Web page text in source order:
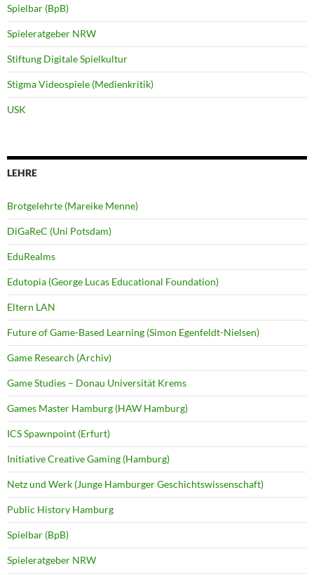
Spielbar (BpB)
Spieleratgeber NRW
Stiftung Digitale Spielkultur
Stigma Videospiele (Medienkritik)
USK
LEHRE
Brotgelehrte (Mareike Menne)
DiGaReC (Uni Potsdam)
EduRealms
Edutopia (George Lucas Educational Foundation)
Eltern LAN
Future of Game-Based Learning (Simon Egenfeldt-Nielsen)
Game Research (Archiv)
Game Studies – Donau Universität Krems
Games Master Hamburg (HAW Hamburg)
ICS Spawnpoint (Erfurt)
Initiative Creative Gaming (Hamburg)
Netz und Werk (Junge Hamburger Geschichtswissenschaft)
Public History Hamburg
Spielbar (BpB)
Spieleratgeber NRW